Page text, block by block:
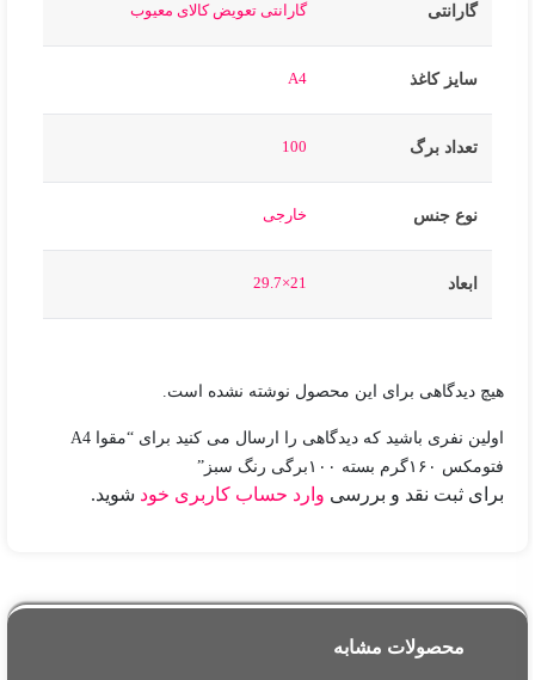
گارانتی گارانتی تعویض کالای معیوب
سایز کاغذ A4
تعداد برگ 100
نوع جنس خارجی
ابعاد 21×29.7
هیچ دیدگاهی برای این محصول نوشته نشده است.
اولین نفری باشید که دیدگاهی را ارسال می کنید برای “مقوا A4
فتومکس ۱۶۰گرم بسته ۱۰۰برگی رنگ سبز”
برای ثبت نقد و بررسی وارد حساب کاربری خود شوید.
محصولات مشابه